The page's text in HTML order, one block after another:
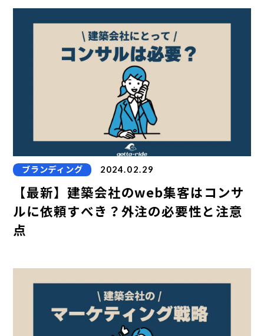
ブランディング 2024.02.29
【最新】建築会社のweb集客はコンサ
ルに依頼すべき？外注の必要性と注意
点